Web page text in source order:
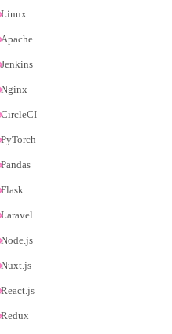
Linux
Apache
Jenkins
Nginx
CircleCI
PyTorch
Pandas
Flask
Laravel
Node.js
Nuxt.js
React.js
Redux